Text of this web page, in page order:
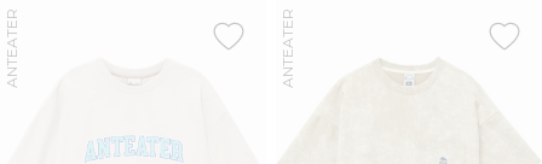
ANTEATER ANTEATER